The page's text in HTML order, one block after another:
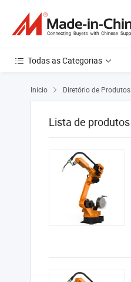
Todas as Categorias
Início  Diretório de Produtos
Lista de produtos